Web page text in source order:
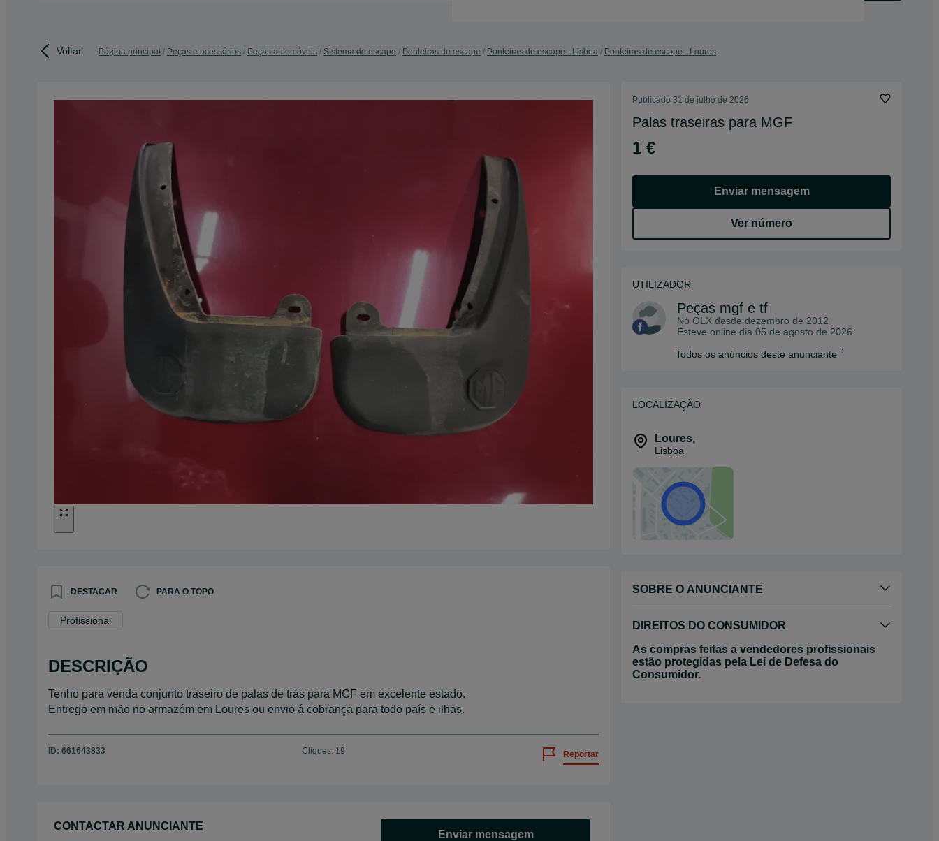
Voltar Página principal Peças e acessórios Peças automóveis Sistema de escape Ponteiras de escape Ponteiras de escape - Lisboa Ponteiras de escape - Loures
DESTACAR PARA O TOPO
Profissional
DESCRIÇÃO
Tenho para venda conjunto traseiro de palas de trás para MGF em excelente estado.
Entrego em mão no armazém em Loures ou envio á cobrança para todo país e ilhas.
ID: 661643833 Cliques: 19 Reportar
CONTACTAR ANUNCIANTE
Enviar mensagem
Publicado 31 de julho de 2026
Palas traseiras para MGF
1 €
Enviar mensagem
Ver número
UTILIZADOR
Peças mgf e tf
No OLX desde dezembro de 2012
Esteve online dia 05 de agosto de 2026
Todos os anúncios deste anunciante
LOCALIZAÇÃO
Loures,
Lisboa
SOBRE O ANUNCIANTE
DIREITOS DO CONSUMIDOR
As compras feitas a vendedores profissionais
estão protegidas pela Lei de Defesa do
Consumidor.